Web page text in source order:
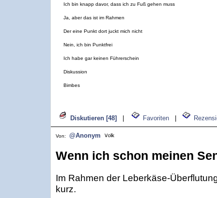
Ich bin knapp davor, dass ich zu Fuß gehen muss
Ja, aber das ist im Rahmen
Der eine Punkt dort juckt mich nicht
Nein, ich bin Punktfrei
Ich habe gar keinen Führerschein
Diskussion
Bimbes
Diskutieren [48] Favoriten
Von: @Anonym
Wenn ich schon meinen
Im Rahmen der Leberkäse-
kurz.